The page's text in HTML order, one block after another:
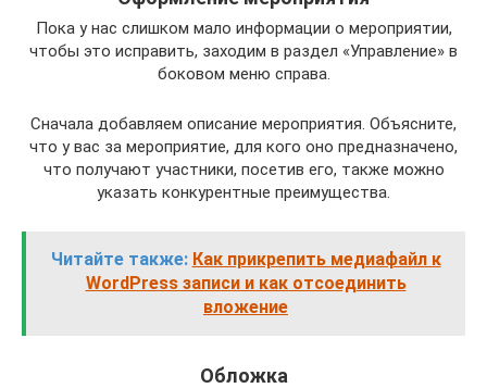
Пока у нас слишком мало информации о мероприятии,
чтобы это исправить, заходим в раздел «Управление» в
боковом меню справа.
Сначала добавляем описание мероприятия. Объясните,
что у вас за мероприятие, для кого оно предназначено,
что получают участники, посетив его, также можно
указать конкурентные преимущества.
Читайте также: Как прикрепить медиафайл к
WordPress записи и как отсоединить
вложение
Обложка